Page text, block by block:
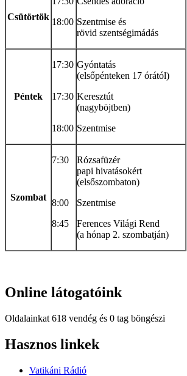
Csütörtök 18:00 Szentmise és
rövid szentségimádás
Péntek
17:30
17:30
18:00
Gyóntatás
(elsőpénteken 17 órától)
Keresztút
(nagyböjtben)
Szentmise
Szombat
7:30
8:00
8:45
Rózsafüzér
papi hivatásokért
(elsőszombaton)
Szentmise
Ferences Világi Rend
(a hónap 2. szombatján)
Online látogatóink
Oldalainkat 618 vendég és 0 tag böngészi
Hindi
Blue
سكس
Hasznos linkek
Vatikáni Rádió